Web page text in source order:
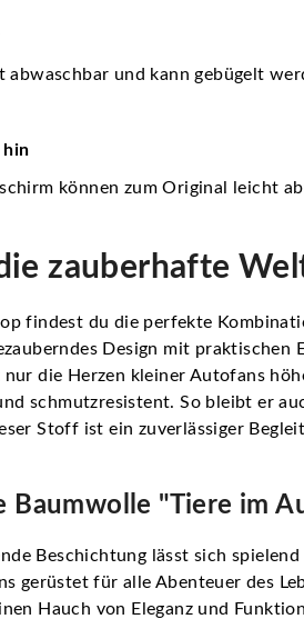
und kann gebügelt
hin
können zum Original leicht
zauberhafte
findest du die perfekte
Design mit
die Herzen kleiner Autofans
schmutzresistent. So bleibt er
Stoff ist ein zuverlässiger
Baumwolle "Tiere im
Beschichtung lässt sich
gerüstet für alle Abenteuer des
Hauch von Eleganz und